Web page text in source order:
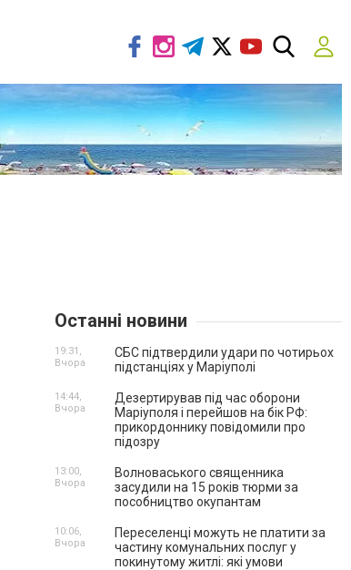
Останні новини
СБС підтвердили удари по чотирьох
підстанціях у Маріуполі
19:31,
Вчора
Дезертирував під час оборони
Маріуполя і перейшов на бік РФ:
прикордоннику повідомили про
підозру
14:44,
Вчора
Волноваського священника
засудили на 15 років тюрми за
пособництво окупантам
13:00,
Вчора
Переселенці можуть не платити за
частину комунальних послуг у
покинутому житлі: які умови
10:06,
Вчора